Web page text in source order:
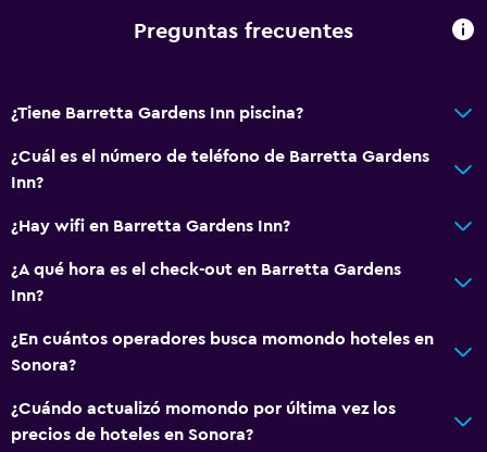
Preguntas frecuentes
¿Tiene Barretta Gardens Inn piscina?
¿Cuál es el número de teléfono de Barretta Gardens
Inn?
¿Hay wifi en Barretta Gardens Inn?
¿A qué hora es el check-out en Barretta Gardens
Inn?
¿En cuántos operadores busca momondo hoteles en
Sonora?
¿Cuándo actualizó momondo por última vez los
precios de hoteles en Sonora?